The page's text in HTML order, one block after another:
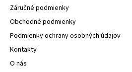
Záručné podmienky
Obchodné podmienky
Podmienky ochrany osobných údajov
Kontakty
O nás